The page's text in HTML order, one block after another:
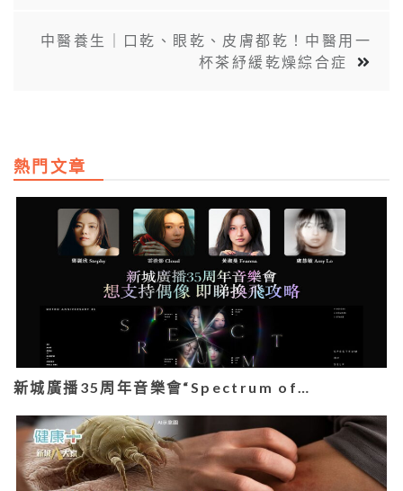
中醫養生｜口乾、眼乾、皮膚都乾！中醫用一
杯茶紓緩乾燥綜合症
熱門文章
新城廣播35周年音樂會“Spectrum of…